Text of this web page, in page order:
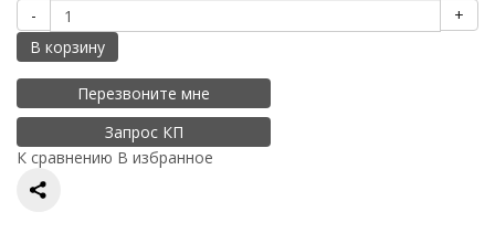
-
+
В корзину
Перезвоните мне
Запрос КП
К сравнению В избранное